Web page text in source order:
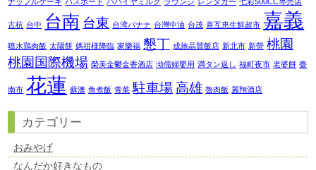
古杭 台中 台南 台東 台湾バナナ 台灣中油 台茂 喜互恵生鮮超市 嘉義
噴水鶏肉飯 太陽餅 媽祖様降臨 家樂福 懇丁 成旅晶賛飯店 新北市 新營 桃園
桃園国際機場 榮美金鬱金香酒店 泑儒婦嬰用 満タン返し 福町夜市 老婆餅 臺
南市 花蓮 蘇澳 角煮飯 青菜 駐車場 高雄 魯肉飯 麗翔酒店
カテゴリー
おみやげ
なんだか好きなもの